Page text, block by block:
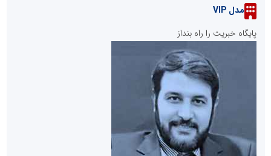
مدل VIP
پایگاه خبریت را راه بنداز